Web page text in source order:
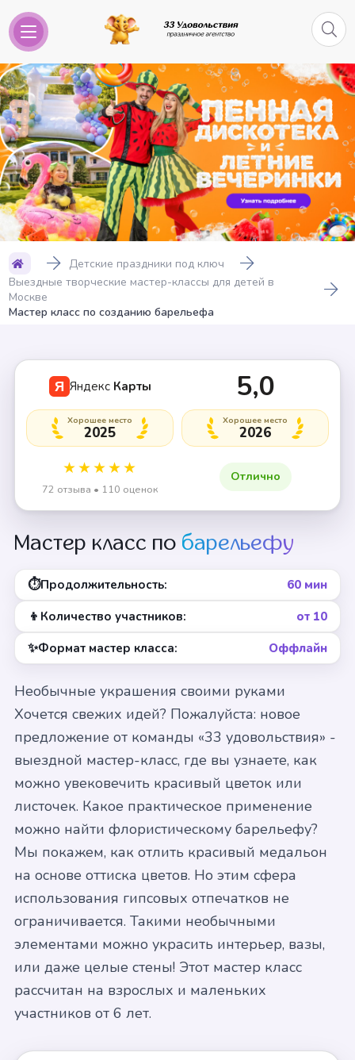
Детские праздники под ключ
Выездные творческие мастер-классы для детей в
Москве
Мастер класс по созданию барельефа
Я Яндекс Карты 5,0
★★★★★
72 отзыва • 110 оценок
Хорошее место
2025
Хорошее место
2026
Отлично
Мастер класс по барельефу
⏱Продолжительность: 60 мин
👦 Количество участников: от 10
✨Формат мастер класса: Оффлайн
Необычные украшения своими руками
Хочется свежих идей? Пожалуйста: новое
предложение от команды «33 удовольствия» -
выездной мастер-класс, где вы узнаете, как
можно увековечить красивый цветок или
листочек. Какое практическое применение
можно найти флористическому барельефу?
Мы покажем, как отлить красивый медальон
на основе оттиска цветов. Но этим сфера
использования гипсовых отпечатков не
ограничивается. Такими необычными
элементами можно украсить интерьер, вазы,
или даже целые стены! Этот мастер класс
рассчитан на взрослых и маленьких
участников от 6 лет.